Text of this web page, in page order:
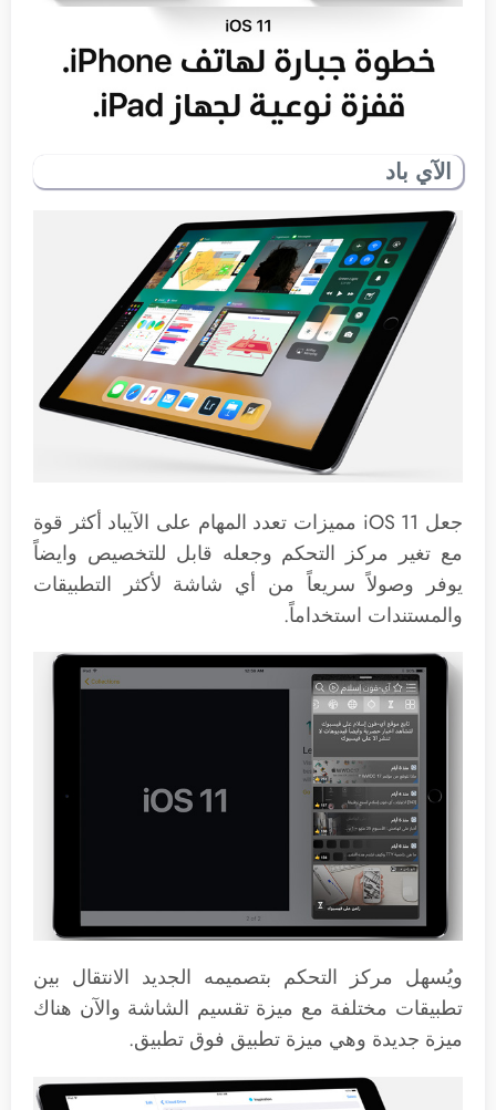
الآي باد
جعل iOS 11 مميزات تعدد المهام على الآيباد أكثر قوة
مع تغير مركز التحكم وجعله قابل للتخصيص وايضاً
يوفر وصولاً سريعاً من أي شاشة لأكثر التطبيقات
والمستندات استخداماً.
ويُسهل مركز التحكم بتصميمه الجديد الانتقال بين
تطبيقات مختلفة مع ميزة تقسيم الشاشة والآن هناك
ميزة جديدة وهي ميزة تطبيق فوق تطبيق.